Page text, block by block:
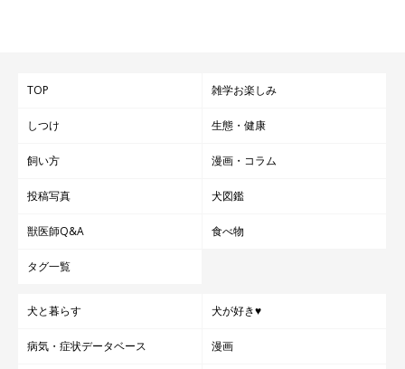
TOP 雑学お楽しみ
しつけ 生態・健康
飼い方 漫画・コラム
投稿写真 犬図鑑
獣医師Q&A 食べ物
タグ一覧
犬と暮らす 犬が好き♥
病気・症状データベース 漫画